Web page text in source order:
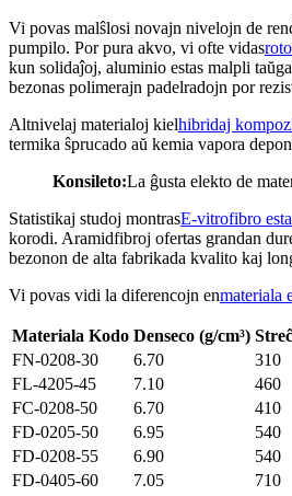
Vi povas malŝlosi novajn nivelojn de
pumpilo. Por pura akvo, vi ofte vidas
kun solidaĵoj, aluminio estas malpli
bezonas polimerajn padelradojn por
Altnivelaj materialoj kielhibridaj
termika ŝprucado aŭ kemia vapora
Konsileto:La ĝusta elekto de
Statistikaj studoj montrasE-vitrofibro
korodi. Aramidfibroj ofertas grandan
bezonon de alta fabrikada kvalito kaj
Vi povas vidi la diferencojn enmateriala
Materiala Kodo Denseco (g/cm³)
FN-0208-30
6.70 310
FL-4205-45
7.10 460
FC-0208-50
6.70 410
FD-0205-50
6.95 540
FD-0208-55
6.90 540
FD-0405-60
7.05 710